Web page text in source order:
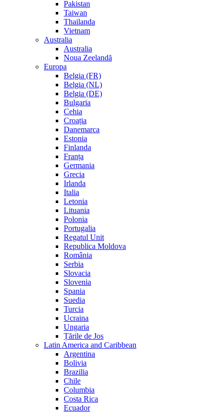
Pakistan
Taiwan
Thailanda
Vietnam
Australia
Australia
Noua Zeelandă
Europa
Belgia (FR)
Belgia (NL)
Belgia (DE)
Bulgaria
Cehia
Croația
Danemarca
Estonia
Finlanda
Franța
Germania
Grecia
Irlanda
Italia
Letonia
Lituania
Polonia
Portugalia
Regatul Unit
Republica Moldova
România
Serbia
Slovacia
Slovenia
Spania
Suedia
Turcia
Ucraina
Ungaria
Țările de Jos
Latin America and Caribbean
Argentina
Bolivia
Brazilia
Chile
Columbia
Costa Rica
Ecuador